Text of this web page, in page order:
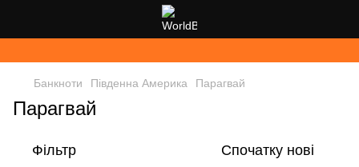
Банкноти Південна Америка Парагвай
Парагвай
Фільтр Спочатку нові